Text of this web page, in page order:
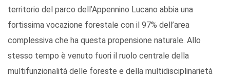
territorio del parco dell’Appennino Lucano abbia una
fortissima vocazione forestale con il 97% dell’area
complessiva che ha questa propensione naturale. Allo
stesso tempo è venuto fuori il ruolo centrale della
multifunzionalità delle foreste e della multidisciplinarietà